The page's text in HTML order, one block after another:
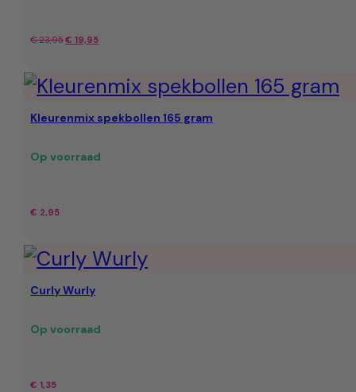
€23,95Oorspronkelijke
was:
€ 23,95.
€ 19,95Huidige
is:
€ 19,95.
Kleurenmix spekbollen 165 gram
Op voorraad
€ 2,95
Curly Wurly
Op voorraad
€ 1,35